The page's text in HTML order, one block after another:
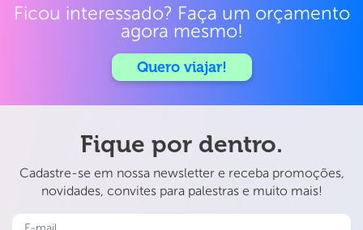
Ficou interessado? Faça um orçamento
agora mesmo!
Quero viajar!
Fique por dentro.
Cadastre-se em nossa newsletter e receba promoções,
novidades, convites para palestras e muito mais!